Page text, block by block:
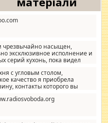
чрезвычайно насыщен,
эксклюзивное исполнение и
серий кухонь, пока видел
и что главное -
наворотов удорожающих
с угловым столом,
качество я приобрела
контакты которого вы